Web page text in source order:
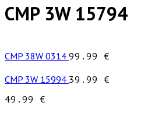
CMP 3W 15794
CMP 38W 0314 99.99 €
CMP 3W 15994 39.99 €
49.99 €